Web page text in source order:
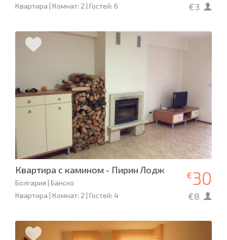
Квартира | Комнат: 2 | Гостей: 6
€3
Квартира с камином - Пирин Лодж
Болгария | Банско
Квартира | Комнат: 2 | Гостей: 4
€30
€8